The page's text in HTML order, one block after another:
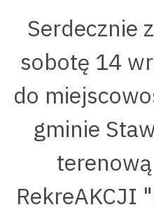
Serdecznie
sobotę 14
do
gminie
RekreAKCJI